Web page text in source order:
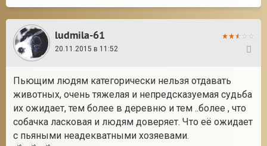
ludmila-61
20.11.2015 в 11:52
Пьющим людям категорически нельзя отдавать
животных, очень тяжелая и непредсказуемая судьба
их ожидает, тем более в деревню и тем ..более , что
собачка ласковая и людям доверяет. Что её ожидает
с пьяными неадекватными хозяевами.